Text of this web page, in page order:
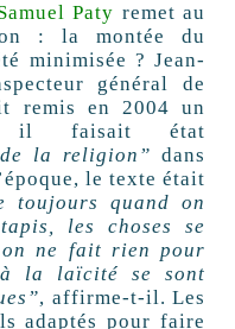
Paty remet au
: la montée du
minimisée ? Jean-
général de
remis en 2004 un
il faisait état
de la religion”dans
le texte était
toujours quand on
les choses se
on ne fait rien pour
la laïcité se sont
, affirme-t-il. Les
adaptés pour faire